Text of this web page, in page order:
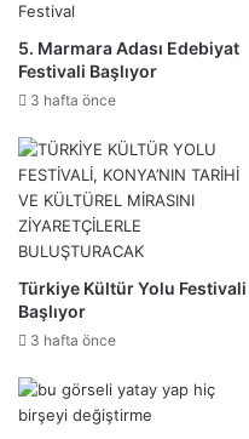
5. Marmara Adası Edebiyat
Festivali Başlıyor
3 hafta önce
Türkiye Kültür Yolu Festivali
Başlıyor
3 hafta önce